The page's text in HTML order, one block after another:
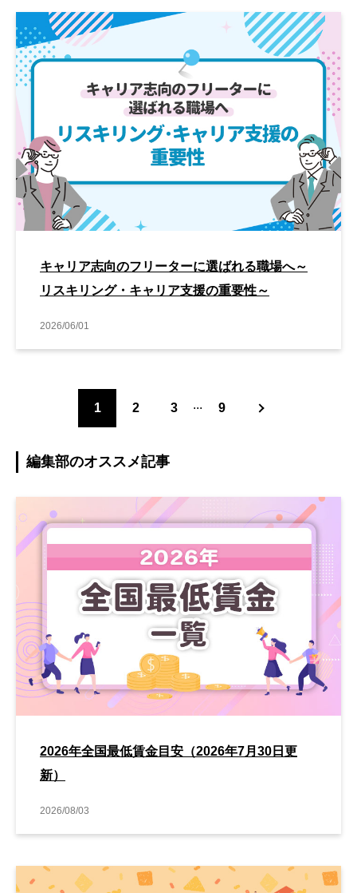
キャリア志向のフリーターに選ばれる職場へ～
リスキリング・キャリア支援の重要性～
2026/06/01
1 2 3 ... 9
編集部のオススメ記事
2026年全国最低賃金目安（2026年7月30日更
新）
2026/08/03